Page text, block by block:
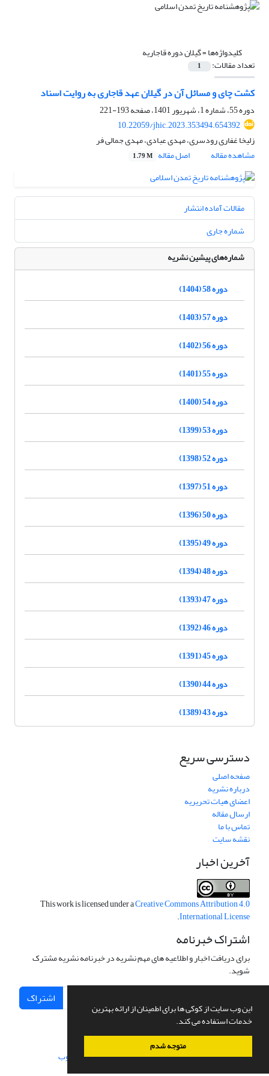
این وب سایت از کوکی ها برای اطمینان از ارائه بهترین
خدمات استفاده می کند.
متوجه شدم
کلیدواژه‌ها =گیلان دوره قاجاریه
تعداد مقالات: 1
کشت چای و مسائل آن در گیلان عهد قاجاری به روایت اسناد
دوره 55، شماره 1، شهریور 1401، صفحه
193-221
10.22059/jhic.2023.353494.654392
زلیخا غفاری رودسری، مهدی عبادی، مهدی جمالی فر
مشاهده مقاله
اصل مقاله 1.79 M
مقالات آماده انتشار
شماره جاری
شماره‌های پیشین نشریه
دوره 58 (1404)
دوره 57 (1403)
دوره 56 (1402)
دوره 55 (1401)
دوره 54 (1400)
دوره 53 (1399)
دوره 52 (1398)
دوره 51 (1397)
دوره 50 (1396)
دوره 49 (1395)
دوره 48 (1394)
دوره 47 (1393)
دوره 46 (1392)
دوره 45 (1391)
دوره 44 (1390)
دوره 43 (1389)
دسترسی سریع
صفحه اصلی
درباره نشریه
اعضای هیات تحریریه
ارسال مقاله
تماس با ما
نقشه سایت
آخرین اخبار
This work is licensed under aCreative Commons Attribution 4.0
International License
.
اشتراک خبرنامه
برای دریافت اخبار و اطلاعیه های مهم نشریه در خبرنامه نشریه مشترک
شوید.
اشتراک
سامانه مدیریت نشریات علمی.طراحی و پیاده سازی از سیناوب